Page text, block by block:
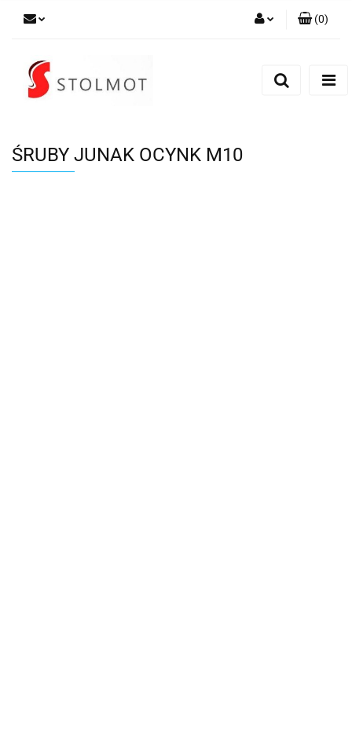
(0)
ŚRUBY JUNAK OCYNK M10